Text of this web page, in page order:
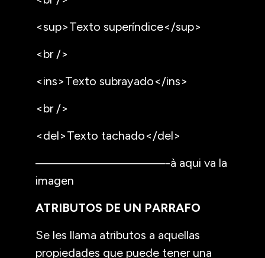
<sup>Texto superíndice</sup>
<br />
<ins>Texto subrayado</ins>
<br />
<del>Texto tachado</del>
——————————-à aqui va la
imagen
ATRIBUTOS DE UN PARRAFO
Se les llama atributos a aquellas
propiedades que puede tener una